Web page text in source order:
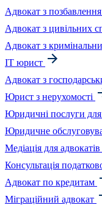
Адвокат з
Адвокат з цивільних
Адвокат з
IT юрист
Адвокат з
Юрист з нерухомості
Юридичні послуги для
Юридичне
Медіація для
Консультація
Адвокат по кредитам
Міграційний адвокат